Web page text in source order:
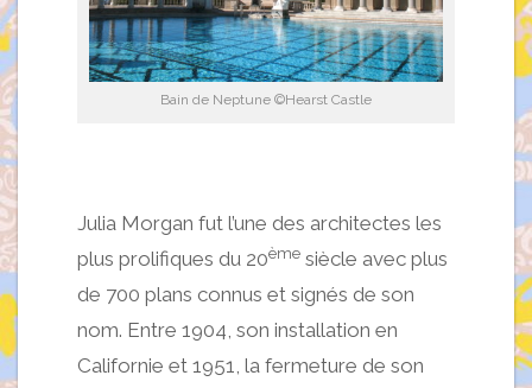
Bain de Neptune ©Hearst Castle
Julia Morgan fut l’une des architectes les
plus prolifiques du 20ème siècle avec plus
de 700 plans connus et signés de son
nom. Entre 1904, son installation en
Californie et 1951, la fermeture de son